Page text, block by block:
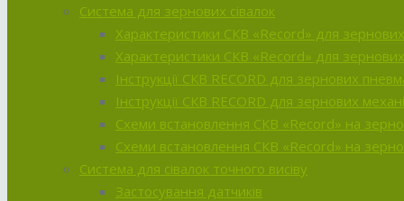
Система для зернових сівалок
Характеристики CКВ «Record» для зернових
Характеристики СКВ «Record» для
Інструкції CКВ RECORD для зернових
Інструкції CКВ RECORD для зернових
Схеми встановлення СКВ «Record» на
Схеми встановлення СКВ «Record» на
Система для сівалок точного висіву
Застосування датчиків